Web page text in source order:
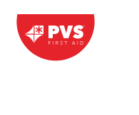
Vai al contenuto
Navigazione